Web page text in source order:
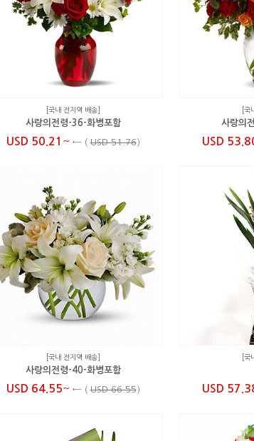
[국내 전지역 배송]
사랑의전령-36-화병포함
USD 50.21 ~ ← (USD 51.76)
[국
사랑의
USD
[국내 전지역 배송]
사랑의전령-40-화병포함
USD 64.55~ ← (USD 66.55)
[국
USD